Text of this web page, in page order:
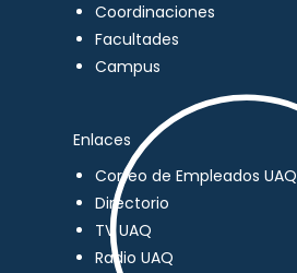
Coordinaciones
Facultades
Campus
Enlaces
Correo de Empleados UAQ
Directorio
TV UAQ
Radio UAQ